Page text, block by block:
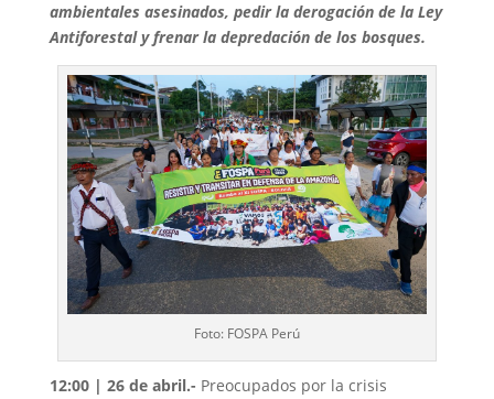
ambientales asesinados, pedir la derogación de la Ley
Antiforestal y frenar la depredación de los bosques.
Foto: FOSPA Perú
12:00 | 26 de abril.- Preocupados por la crisis